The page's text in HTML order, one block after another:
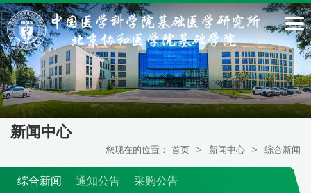
新闻中心
您现在的位置： 首页 > 新闻中心 > 综合新闻
综合新闻 通知公告 采购公告